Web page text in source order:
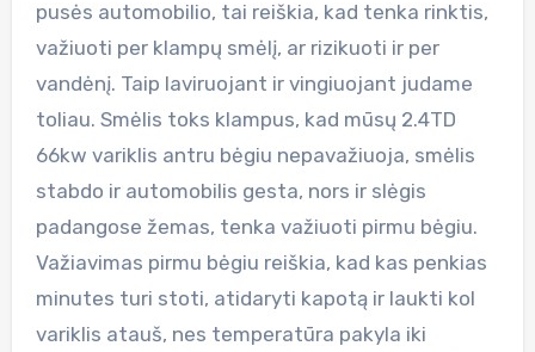
pusės automobilio, tai reiškia, kad tenka rinktis,
važiuoti per klampų smėlį, ar rizikuoti ir per
vandėnį. Taip laviruojant ir vingiuojant judame
toliau. Smėlis toks klampus, kad mūsų 2.4TD
66kw variklis antru bėgiu nepavažiuoja, smėlis
stabdo ir automobilis gesta, nors ir slėgis
padangose žemas, tenka važiuoti pirmu bėgiu.
Važiavimas pirmu bėgiu reiškia, kad kas penkias
minutes turi stoti, atidaryti kapotą ir laukti kol
variklis atauš, nes temperatūra pakyla iki